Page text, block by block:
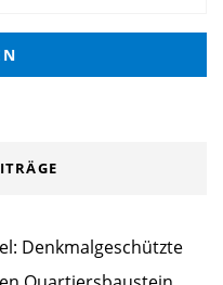
Denkmalgeschützte